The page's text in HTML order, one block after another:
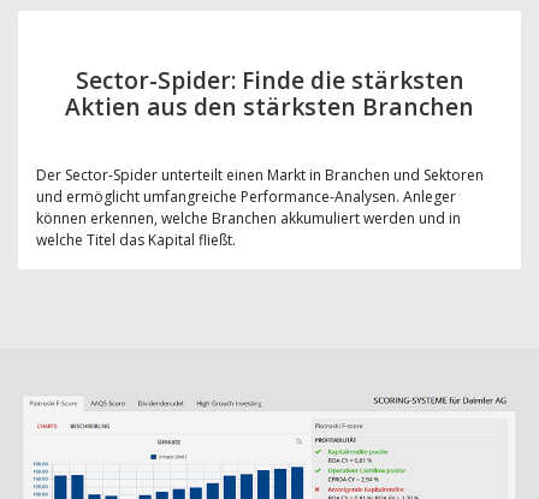
Sector-Spider: Finde die stärksten
Aktien aus den stärksten Branchen
Der Sector-Spider unterteilt einen Markt in Branchen und Sektoren
und ermöglicht umfangreiche Performance-Analysen. Anleger
können erkennen, welche Branchen akkumuliert werden und in
welche Titel das Kapital fließt.